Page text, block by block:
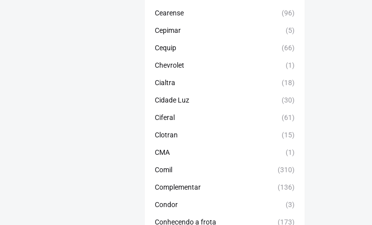
Cearense (96)
Cepimar (5)
Cequip (66)
Chevrolet (1)
Cialtra (18)
Cidade Luz (30)
Ciferal (61)
Clotran (15)
CMA (1)
Comil (310)
Complementar (136)
Condor (3)
Conhecendo a frota (173)